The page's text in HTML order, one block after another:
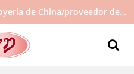
MOQ bajo/OEM/mayorista de joyería de China/proveedor de joyas/joyería de gran venta en stock/no hay joyas de segunda mano